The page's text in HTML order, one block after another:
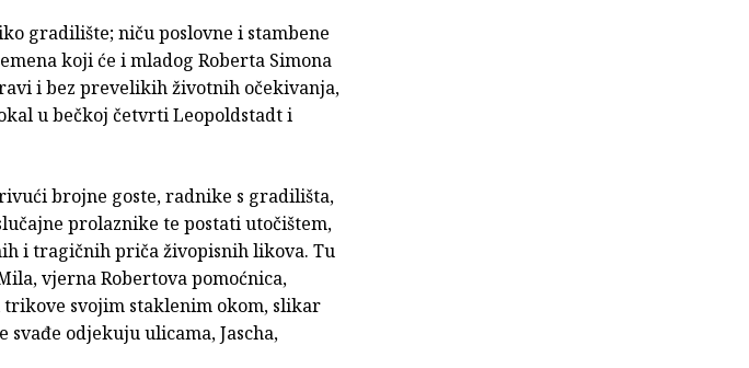
gradilište; niču poslovne i stambene
koji će i mladog Roberta Simona
i bez prevelikih životnih očekivanja,
u bečkoj četvrti Leopoldstadt i
brojne goste, radnike s gradilišta,
prolaznike te postati utočištem,
i tragičnih priča živopisnih likova. Tu
vjerna Robertova pomoćnica,
svojim staklenim okom, slikar
odjekuju ulicama, Jascha,